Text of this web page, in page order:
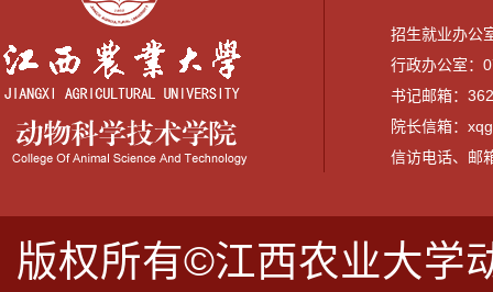
招生就业办公
行政办公室：
书记邮箱：
院长信箱：
信访电话、邮
版权所有©江西农业大学